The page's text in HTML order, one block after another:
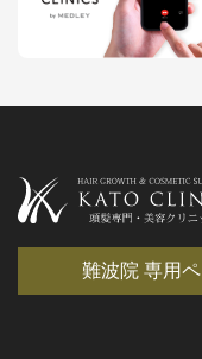
難波院 専用